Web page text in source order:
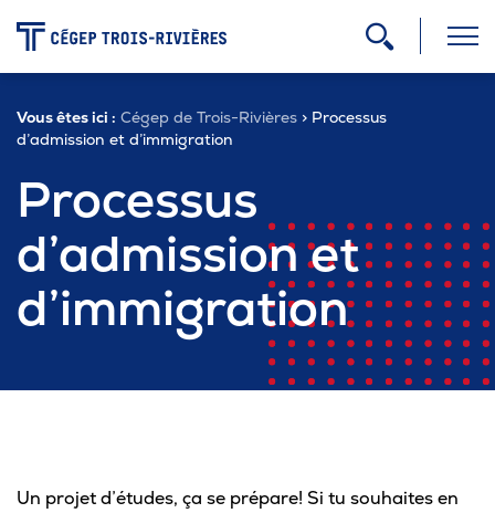
Programmes
Admission
Zone étudiante
Formation continue
Vous êtes ici : Cégep de Trois-Rivières > Processus
d’admission et d’immigration
Processus
d’admission et
d’immigration
Un projet d’études, ça se prépare! Si tu souhaites en